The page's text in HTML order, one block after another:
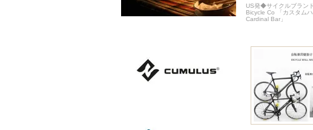
US発◆サイクルブラン
Bicycle Co 「カスタム
Cardinal Bar」